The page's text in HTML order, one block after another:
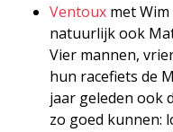
Ventoux met
natuurlijk ook
Vier mannen,
hun racefiets de
jaar geleden ook
zo goed kunnen: